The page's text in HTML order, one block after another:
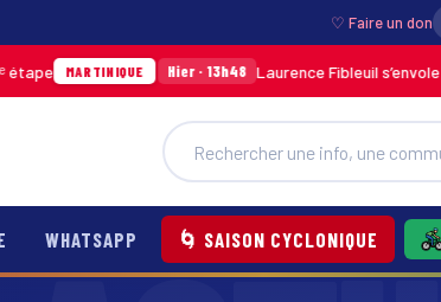
♡ Faire un don
MARTINIQUE Hier · 13h48 Laurence Fibleuil s’envole pour
WHATSAPP 🌀 SAISON CYCLONIQUE